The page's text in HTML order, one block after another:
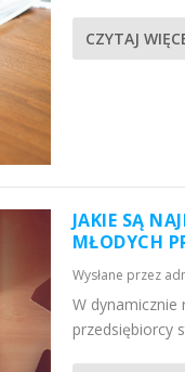
CZYTAJ
JAKIE SĄ
MŁODYCH
Wysłane przez
W dynamicznie
przedsiębiorcy